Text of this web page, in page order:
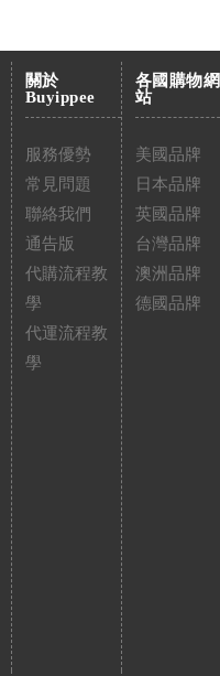
關於
Buyippee
服務優勢
常見問題
聯絡我們
通告版
代購流程教
學
代運流程教
學
各國購物網
站
美國品牌
日本品牌
英國品牌
台灣品牌
澳洲品牌
德國品牌